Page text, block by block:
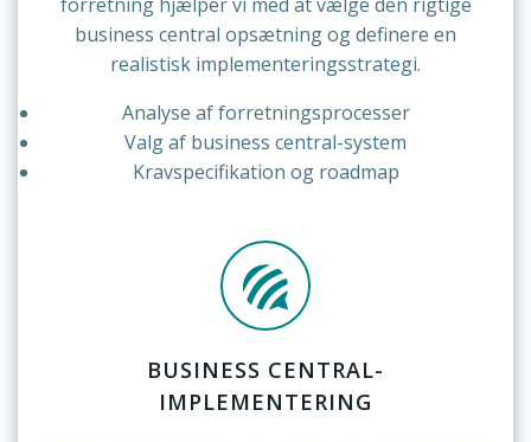
business central opsætning og definere en
realistisk implementeringsstrategi.
Analyse af forretningsprocesser
Valg af business central-system
Kravspecifikation og roadmap
BUSINESS CENTRAL-
IMPLEMENTERING